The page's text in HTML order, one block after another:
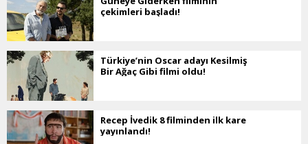
çekimleri başladı!
Türkiye’nin Oscar adayı Kesilmiş
Bir Ağaç Gibi filmi oldu!
Recep İvedik 8 filminden ilk kare
yayınlandı!